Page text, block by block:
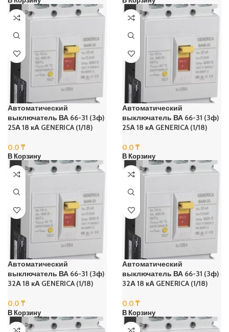
Автоматический
выключатель ВА 66-31 (3ф)
25А 18 кА GENERICA (1/18)
0.0 ₸
В Корзину
Автоматический
выключатель ВА 66-31 (3ф)
25А 18 кА GENERICA (1/18)
0.0 ₸
В Корзину
Автоматический
выключатель ВА 66-31 (3ф)
32А 18 кА GENERICA (1/18)
0.0 ₸
В Корзину
Автоматический
выключатель ВА 66-31 (3ф)
32А 18 кА GENERICA (1/18)
0.0 ₸
В Корзину